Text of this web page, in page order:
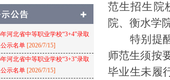
年河北省中等职业学校“3+4”录取
示名单 [2026/7/15]
年河北省中等职业学校“3+3”录取
示名单 [2026/7/15]
范生招生院
院、衡水学
特别提
师范生须按
毕业生未履